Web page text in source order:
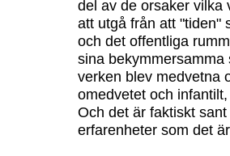
del av de orsaker vilka
att utgå från att "tiden"
och det offentliga
sina
verken blev medvetna
omedvetet och
Och det är faktiskt
erfarenheter som det